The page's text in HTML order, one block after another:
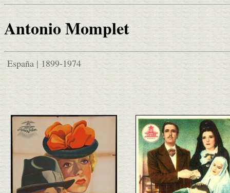
Antonio Momplet
España | 1899-1974